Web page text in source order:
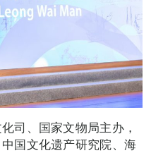
司、国家文物局主办，
国文化遗产研究院、海